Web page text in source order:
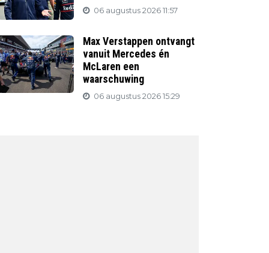
06 augustus 2026 11:57
Max Verstappen ontvangt
vanuit Mercedes én
McLaren een
waarschuwing
06 augustus 2026 15:29